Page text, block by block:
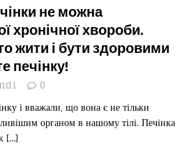
не можна
хронічної хвороби.
жити і бути здоровими
печінку!
0
і вважали, що вона є не тільки
органом в нашому тілі. Печінка
[…]